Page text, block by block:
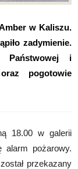
w Kaliszu.
zadymienie.
Państwowej i
pogotowie
18.00 w galerii
alarm pożarowy.
przekazany